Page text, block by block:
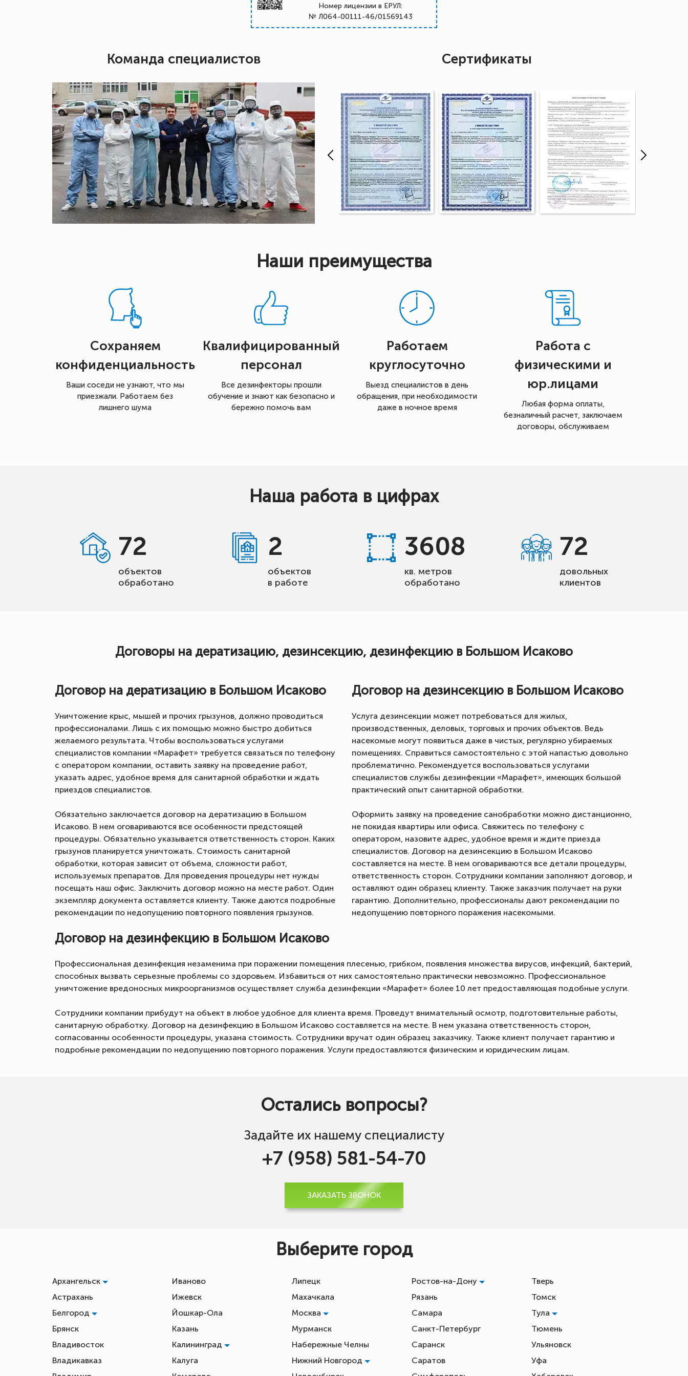
Номер лицензии в ЕРУЛ:
№ Л064-00111-46/01569143
Команда специалистов Сертификаты
Наши преимущества
Сохраняем
конфиденциальность
Ваши соседи не узнают, что мы
приезжали. Работаем без
лишнего шума
Квалифицированный
персонал
Все дезинфекторы прошли
обучение и знают как безопасно и
бережно помочь вам
Работаем
круглосуточно
Выезд специалистов в день
обращения, при необходимости
даже в ночное время
Работа с
физическими и
юр.лицами
Любая форма оплаты,
безналичный расчет, заключаем
договоры, обслуживаем
Наша работа в цифрах
72
объектов
обработано
2
объектов
в работе
3608
кв. метров
обработано
72
довольных
клиентов
Договоры на дератизацию, дезинсекцию, дезинфекцию в Большом Исаково
Договор на дератизацию в Большом Исаково
Уничтожение крыс, мышей и прочих грызунов, должно проводиться
профессионалами. Лишь с их помощью можно быстро добиться
желаемого результата. Чтобы воспользоваться услугами
специалистов компании «Марафет» требуется связаться по телефону
с оператором компании, оставить заявку на проведение работ,
указать адрес, удобное время для санитарной обработки и ждать
приездов специалистов.
Обязательно заключается договор на дератизацию в Большом
Исаково. В нем оговариваются все особенности предстоящей
процедуры. Обязательно указывается ответственность сторон. Каких
грызунов планируется уничтожать. Стоимость санитарной
обработки, которая зависит от объема, сложности работ,
используемых препаратов. Для проведения процедуры нет нужды
посещать наш офис. Заключить договор можно на месте работ. Один
экземпляр документа оставляется клиенту. Также даются подробные
рекомендации по недопущению повторного появления грызунов.
Договор на дезинсекцию в Большом Исаково
Услуга дезинсекции может потребоваться для жилых,
производственных, деловых, торговых и прочих объектов. Ведь
насекомые могут появиться даже в чистых, регулярно убираемых
помещениях. Справиться самостоятельно с этой напастью довольно
проблематично. Рекомендуется воспользоваться услугами
специалистов службы дезинфекции «Марафет», имеющих большой
практический опыт санитарной обработки.
Оформить заявку на проведение санобработки можно дистанционно,
не покидая квартиры или офиса. Свяжитесь по телефону с
оператором, назовите адрес, удобное время и ждите приезда
специалистов. Договор на дезинсекцию в Большом Исаково
составляется на месте. В нем оговариваются все детали процедуры,
ответственность сторон. Сотрудники компании заполняют договор, и
оставляют один образец клиенту. Также заказчик получает на руки
гарантию. Дополнительно, профессионалы дают рекомендации по
недопущению повторного поражения насекомыми.
Договор на дезинфекцию в Большом Исаково
Профессиональная дезинфекция незаменима при поражении помещения плесенью, грибком, появления множества вирусов, инфекций, бактерий,
способных вызвать серьезные проблемы со здоровьем. Избавиться от них самостоятельно практически невозможно. Профессиональное
уничтожение вредоносных микроорганизмов осуществляет служба дезинфекции «Марафет» более 10 лет предоставляющая подобные услуги.
Сотрудники компании прибудут на объект в любое удобное для клиента время. Проведут внимательный осмотр, подготовительные работы,
санитарную обработку. Договор на дезинфекцию в Большом Исаково составляется на месте. В нем указана ответственность сторон,
согласованны особенности процедуры, указана стоимость. Сотрудники вручат один образец заказчику. Также клиент получает гарантию и
подробные рекомендации по недопущению повторного поражения. Услуги предоставляются физическим и юридическим лицам.
Остались вопросы?
Задайте их нашему специалисту
+7 (958) 581-54-70
ЗАКАЗАТЬ ЗВОНОК
Выберите город
Архангельск
Астрахань
Белгород
Брянск
Владивосток
Владикавказ
Иваново
Ижевск
Йошкар-Ола
Казань
Калининград
Калуга
Липецк
Махачкала
Москва
Мурманск
Набережные Челны
Нижний Новгород
Ростов-на-Дону
Рязань
Самара
Санкт-Петербург
Саранск
Саратов
Тверь
Томск
Тула
Тюмень
Ульяновск
Уфа